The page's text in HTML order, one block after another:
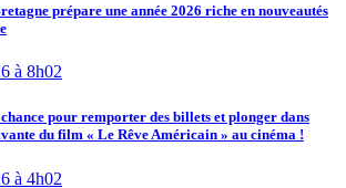
prépare une année 2026 riche en nouveautés
à 8h02
pour remporter des billets et plonger dans
du film « Le Rêve Américain » au cinéma !
à 4h02